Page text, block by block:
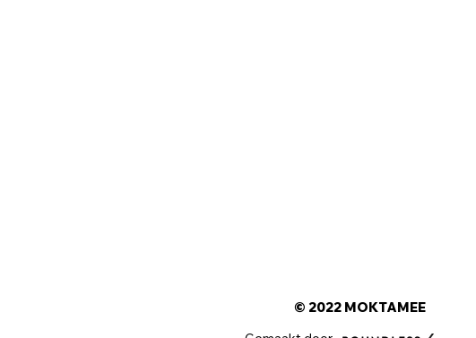
© 2022 MOKTAMEE